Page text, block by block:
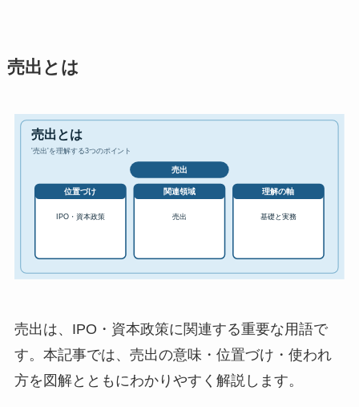
売出とは
売出は、IPO・資本政策に関連する重要な用語で
す。本記事では、売出の意味・位置づけ・使われ
方を図解とともにわかりやすく解説します。